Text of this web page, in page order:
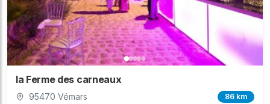
la Ferme des carneaux
95470 Vémars 86 km